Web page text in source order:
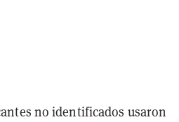
no identificados usaron